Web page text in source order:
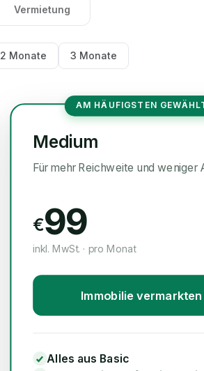
Vermietung
2 Monate 3 Monate
AM HÄUFIGSTEN
Medium
Für mehr Reichweite und weniger
€99
inkl. MwSt. · pro Monat
Immobilie vermarkten
Alles aus Basic